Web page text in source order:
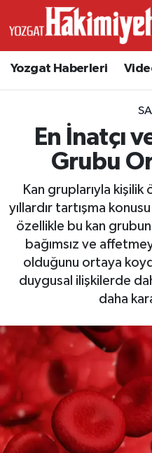
Yozgat Haberleri
En İnatçı
Grubu
Kan gruplarıyla kişilik
yıllardır tartışma
özellikle bu kan
bağımsız ve
olduğunu ortaya
duygusal ilişkilerde
daha